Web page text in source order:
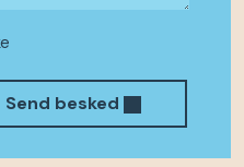
Send besked